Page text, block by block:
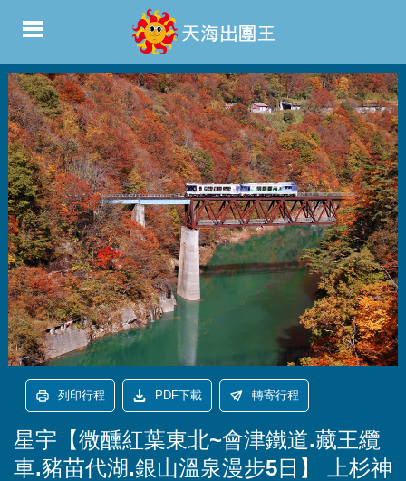
列印行程 PDF下載 轉寄行程
星宇【微醺紅葉東北~會津鐵道.藏王纜
車.豬苗代湖.銀山溫泉漫步5日】 上杉神